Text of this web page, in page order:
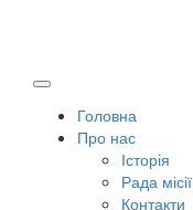
Головна
Про нас
Історія
Рада місії
Контакти